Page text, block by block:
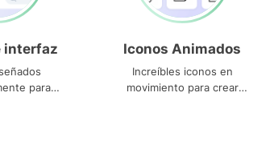
interfaz
para
Iconos Animados
Increíbles iconos en
movimiento para crear